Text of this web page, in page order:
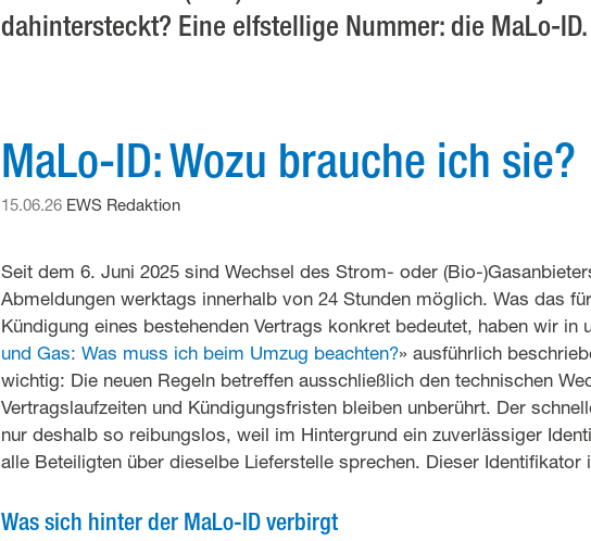
dahintersteckt? Eine elfstellige Nummer: die MaLo-ID.
MaLo-ID: Wozu brauche ich sie?
15.06.26 EWS Redaktion
Seit dem 6. Juni 2025 sind Wechsel des Strom- oder (Bio-
Abmeldungen werktags innerhalb von 24 Stunden möglich. Was das
Kündigung eines bestehenden Vertrags konkret bedeutet, haben wir in
und Gas: Was muss ich beim Umzug beachten?» ausführlich
wichtig: Die neuen Regeln betreffen ausschließlich den technischen
Vertragslaufzeiten und Kündigungsfristen bleiben unberührt. Der
nur deshalb so reibungslos, weil im Hintergrund ein zuverlässiger
alle Beteiligten über dieselbe Lieferstelle sprechen. Dieser Identifikator
Was sich hinter der MaLo-ID verbirgt